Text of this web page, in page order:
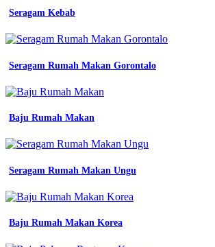
biru
shopee
Seragam
kerja
batik
wanita
seragam
bank
indonesia
warna
gelap
baju
proyek
Seragam Kebab
Seragam Rumah Makan Gorontalo
Baju Rumah Makan
Seragam Rumah Makan Ungu
Baju Rumah Makan Korea